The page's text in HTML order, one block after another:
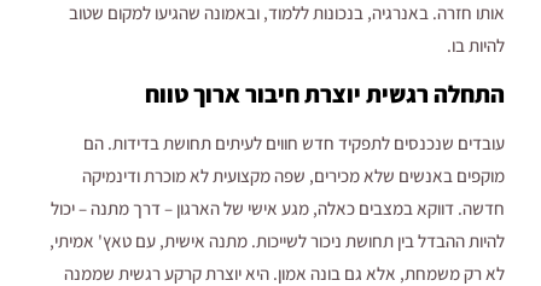
אותו חזרה. באנרגיה, בנכונות ללמוד, ובאמונה שהגיעו למקום שטוב
להיות בו.
התחלה רגשית יוצרת חיבור ארוך טווח
עובדים שנכנסים לתפקיד חדש חווים לעיתים תחושת בדידות. הם
מוקפים באנשים שלא מכירים, שפה מקצועית לא מוכרת ודינמיקה
חדשה. דווקא במצבים כאלה, מגע אישי של הארגון – דרך מתנה – יכול
להיות ההבדל בין תחושת ניכור לשייכות. מתנה אישית, עם טאץ' אמיתי,
לא רק משמחת, אלא גם בונה אמון. היא יוצרת קרקע רגשית שממנה